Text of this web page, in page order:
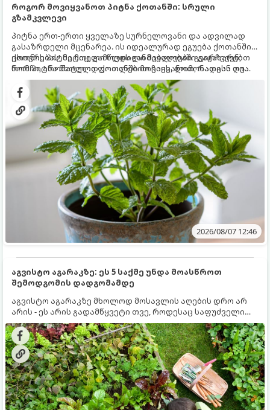
როგორ მოვიყვანოთ პიტნა ქოთანში: სრული
გზამკვლევი
პიტნა ერთ-ერთი ყველაზე სურნელოვანი და ადვილად
გასაზრდელი მცენარეა. ის იდეალურად ეგუება ქოთანში
ცხოვრებას, მეტიც, გამოცდილი მებაღეები გვირჩევენ,
რომ პიტნა მხოლოდ ქოთანში მოვიყვანოთ, რადგან ღია
გრუნტში (ბაღში) დარგვისას ის ფესვებით ძალიან
სწრაფად ვრცელდება და სხვა მცენარეებს ავიწროებს.
ქოთნის პიტნა მთელი წლის განმავლობაში გაგახარებთ
ნორჩი, არომატული ფოთლებით ჩაის, ლიმონათისა თუ
კერძებისთვის.
2026/08/07 12:46
აგვისტო აგარაკზე: ეს 5 საქმე უნდა მოასწროთ
შემოდგომის დადგომამდე
აგვისტო აგარაკზე მხოლოდ მოსავლის აღების დრო არ
არის - ეს არის გადამწყვეტი თვე, როდესაც საფუძველი
ეყრება მომავალი წლის მოსავალს და ბაღი მზადდება
შემოდგომა-ზამთრის სეზონისთვის. იმისათვის, რომ
ნიადაგმა ენერგია აღიდგინოს, ხოლო მცენარეებმა
ზამთარს გაუძლონ, აგვისტოს ბოლომდე 5
მნიშვნელოვანი საქმის გაკეთება უნდა მოასწროთ: